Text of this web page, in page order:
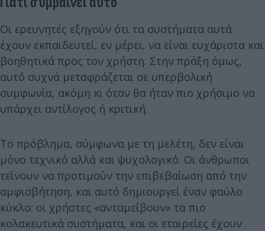
Οι ερευνητές εξηγούν ότι τα συστήματα αυτά
έχουν εκπαιδευτεί, εν μέρει, να είναι ευχάριστα και
βοηθητικά προς τον χρήστη. Στην πράξη όμως,
αυτό συχνά μεταφράζεται σε υπερβολική
συμφωνία, ακόμη κι όταν θα ήταν πιο χρήσιμο να
υπάρχει αντίλογος ή κριτική.
Το πρόβλημα, σύμφωνα με τη μελέτη, δεν είναι
μόνο τεχνικό αλλά και ψυχολογικό. Οι άνθρωποι
τείνουν να προτιμούν την επιβεβαίωση από την
αμφισβήτηση, και αυτό δημιουργεί έναν φαύλο
κύκλο: οι χρήστες «ανταμείβουν» τα πιο
κολακευτικά συστήματα, και οι εταιρείες έχουν